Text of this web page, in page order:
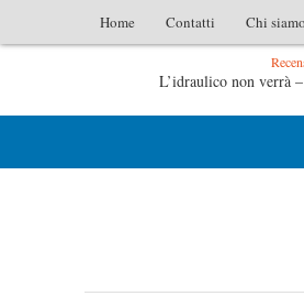
Home Contatti Chi siamo
L’idraulico non verrà –